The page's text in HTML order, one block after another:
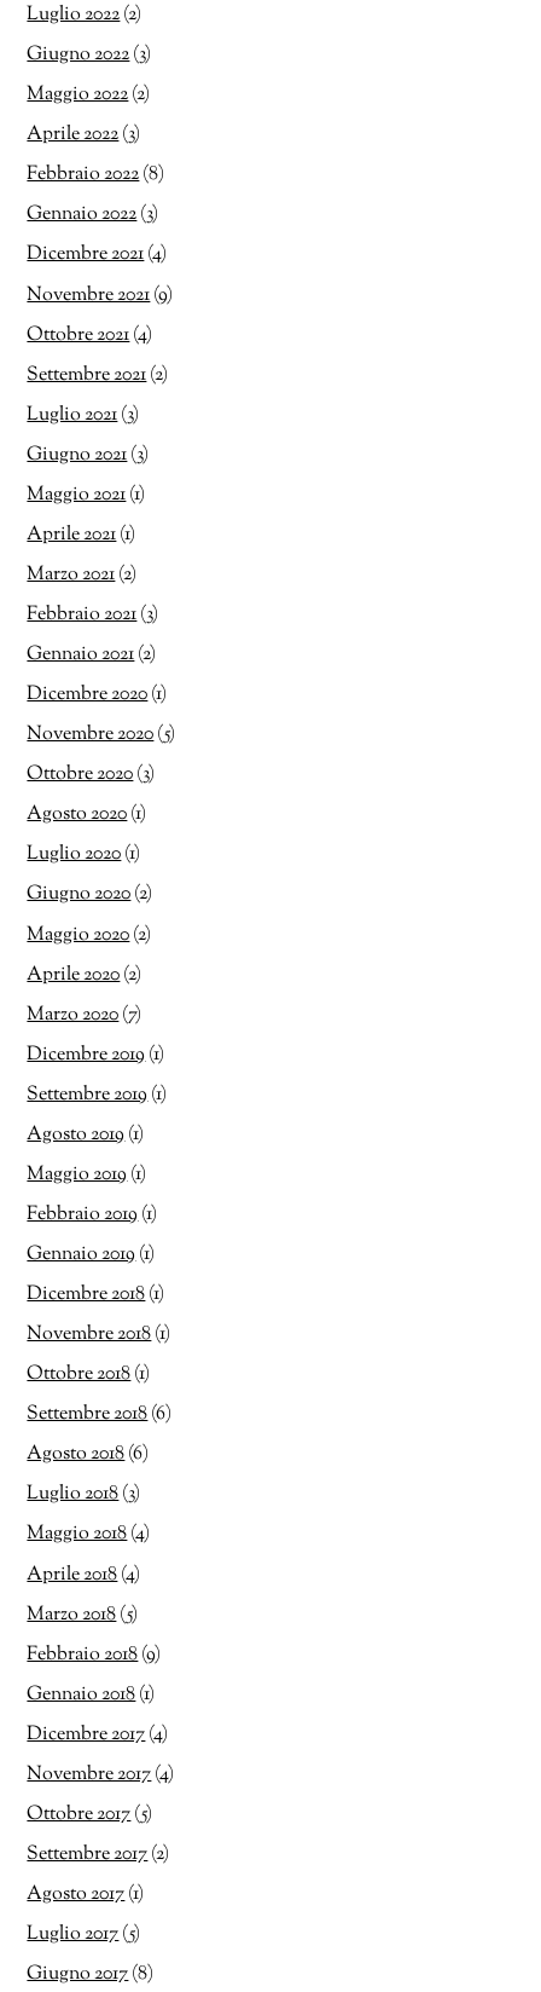
Luglio 2022(2)
Giugno 2022(3)
Maggio 2022(2)
Aprile 2022(3)
Febbraio 2022(8)
Gennaio 2022(3)
Dicembre 2021(4)
Novembre 2021(9)
Ottobre 2021(4)
Settembre 2021(2)
Luglio 2021(3)
Giugno 2021(3)
Maggio 2021(1)
Aprile 2021(1)
Marzo 2021(2)
Febbraio 2021(3)
Gennaio 2021(2)
Dicembre 2020(1)
Novembre 2020(5)
Ottobre 2020(3)
Agosto 2020(1)
Luglio 2020(1)
Giugno 2020(2)
Maggio 2020(2)
Aprile 2020(2)
Marzo 2020(7)
Dicembre 2019(1)
Settembre 2019(1)
Agosto 2019(1)
Maggio 2019(1)
Febbraio 2019(1)
Gennaio 2019(1)
Dicembre 2018(1)
Novembre 2018(1)
Ottobre 2018(1)
Settembre 2018(6)
Agosto 2018(6)
Luglio 2018(3)
Maggio 2018(4)
Aprile 2018(4)
Marzo 2018(5)
Febbraio 2018(9)
Gennaio 2018(1)
Dicembre 2017(4)
Novembre 2017(4)
Ottobre 2017(5)
Settembre 2017(2)
Agosto 2017(1)
Luglio 2017(5)
Giugno 2017(8)